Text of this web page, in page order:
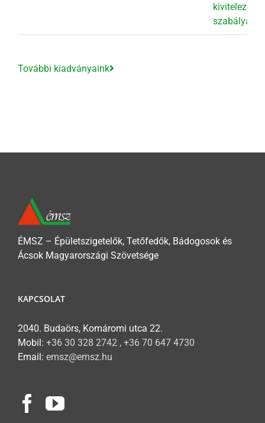
További kiadványaink
ÉMSZ – Épületszigetelők, Tetőfedők, Bádogosok és
Ácsok Magyarországi Szövetsége
KAPCSOLAT
2040. Budaörs, Komáromi utca 22.
Mobil: +36 30 328 2742 , +36 70 647 4730
Email: emsz@emsz.hu